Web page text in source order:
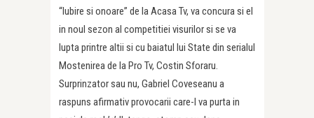
“Iubire si onoare” de la Acasa Tv, va concura si el
in noul sezon al competitiei visurilor si se va
lupta printre altii si cu baiatul lui State din serialul
Mostenirea de la Pro Tv, Costin Sforaru.
Surprinzator sau nu, Gabriel Coveseanu a
raspuns afirmativ provocarii care-l va purta in